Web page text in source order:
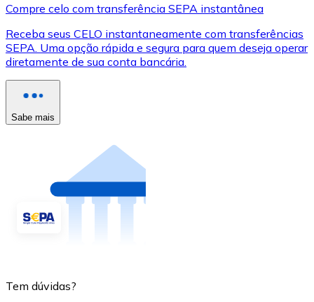
Compre celo com transferência SEPA instantânea
Receba seus CELO instantaneamente com transferências
SEPA. Uma opção rápida e segura para quem deseja operar
diretamente de sua conta bancária.
Sabe mais
Tem dúvidas?